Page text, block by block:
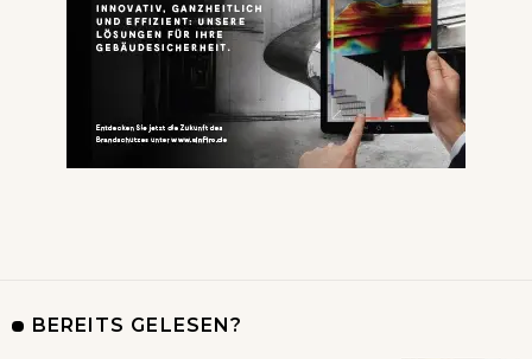
BEREITS GELESEN?